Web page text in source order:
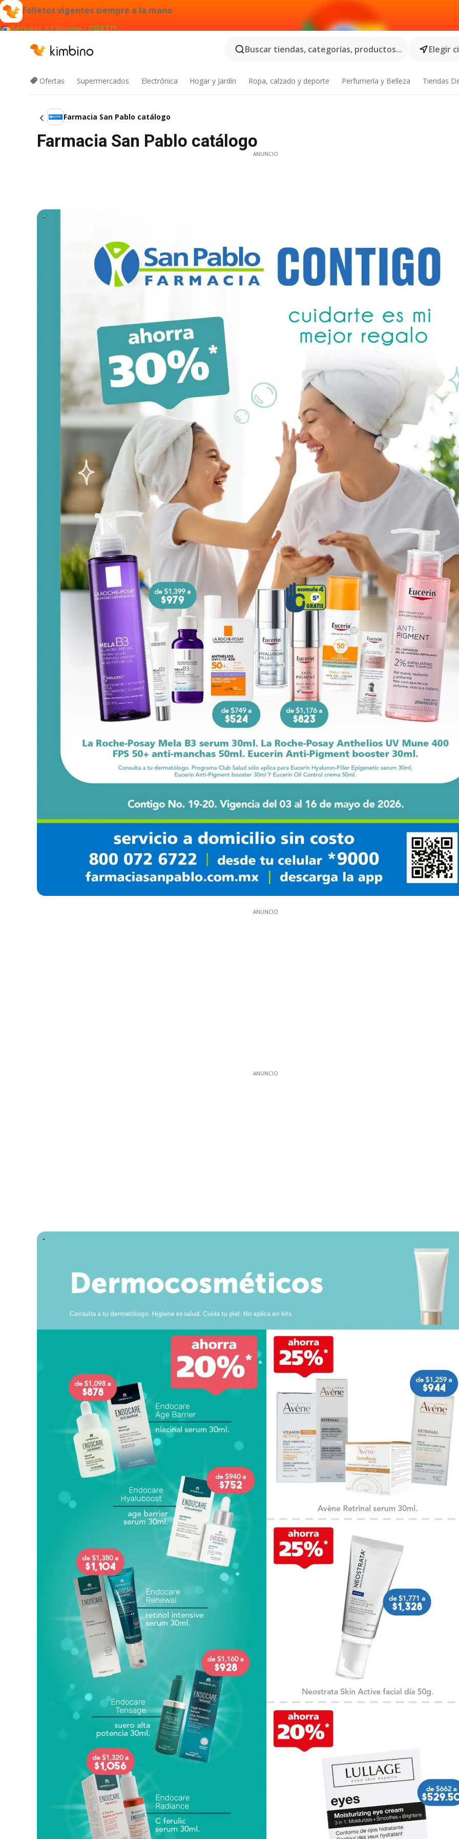
Folletos vigentes siempre a la mano
Agregar a Chrome - GRATIS
Buscar tiendas, categorías, productos...
Elegir
Ofertas Supermercados Electrónica Hogar y Jardín Ropa, calzado y deporte Perfumería y Belleza Tiendas
Farmacia San Pablo catálogo
Farmacia San Pablo catálogo
ANUNCIO
ANUNCIO
ANUNCIO